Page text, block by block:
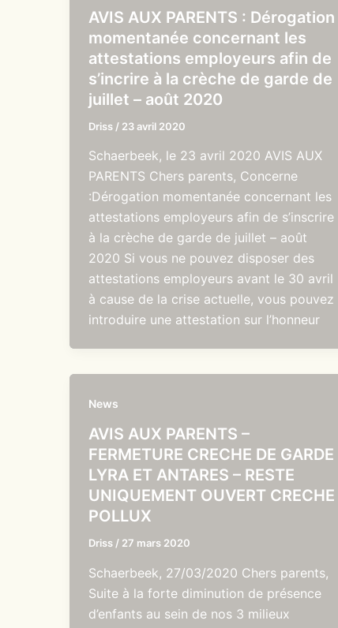
AVIS AUX PARENTS : Dérogation
momentanée concernant les
attestations employeurs afin de
s’incrire à la crèche de garde de
juillet – août 2020
Driss / 23 avril 2020
Schaerbeek, le 23 avril 2020 AVIS AUX
PARENTS Chers parents, Concerne
:Dérogation momentanée concernant les
attestations employeurs afin de s’inscrire
à la crèche de garde de juillet – août
2020 Si vous ne pouvez disposer des
attestations employeurs avant le 30 avril
à cause de la crise actuelle, vous pouvez
introduire une attestation sur l’honneur
News
AVIS AUX PARENTS –
FERMETURE CRECHE DE GARDE
LYRA ET ANTARES – RESTE
UNIQUEMENT OUVERT CRECHE
POLLUX
Driss / 27 mars 2020
Schaerbeek, 27/03/2020 Chers parents,
Suite à la forte diminution de présence
d’enfants au sein de nos 3 milieux